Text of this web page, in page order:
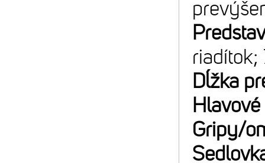
riadítok;
Dĺžka
Gripy/